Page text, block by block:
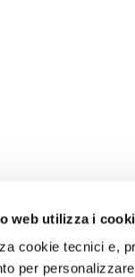
web utilizza i
cookie tecnici e,
per